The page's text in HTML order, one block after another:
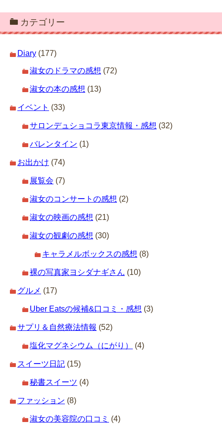
カテゴリー
Diary (177)
淑女のドラマの感想 (72)
淑女の本の感想 (13)
イベント (33)
サロンデュショコラ東京情報・感想 (32)
バレンタイン (1)
お出かけ (74)
展覧会 (7)
淑女のコンサートの感想 (2)
淑女の映画の感想 (21)
淑女の観劇の感想 (30)
キャラメルボックスの感想 (8)
裸の写真家ヨシダナギさん (10)
グルメ (17)
Uber Eatsの候補&口コミ・感想 (3)
サプリ＆自然療法情報 (52)
塩化マグネシウム（にがり） (4)
スイーツ日記 (15)
秘書スイーツ (4)
ファッション (8)
淑女の美容院の口コミ (4)